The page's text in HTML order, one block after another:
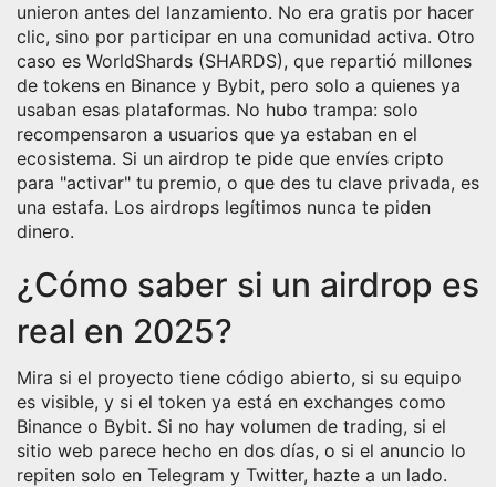
unieron antes del lanzamiento. No era gratis por hacer
clic, sino por participar en una comunidad activa. Otro
caso es WorldShards (SHARDS), que repartió millones
de tokens en Binance y Bybit, pero solo a quienes ya
usaban esas plataformas. No hubo trampa: solo
recompensaron a usuarios que ya estaban en el
ecosistema. Si un airdrop te pide que envíes cripto
para "activar" tu premio, o que des tu clave privada, es
una estafa. Los airdrops legítimos nunca te piden
dinero.
¿Cómo saber si un airdrop es
real en 2025?
Mira si el proyecto tiene código abierto, si su equipo
es visible, y si el token ya está en exchanges como
Binance o Bybit. Si no hay volumen de trading, si el
sitio web parece hecho en dos días, o si el anuncio lo
repiten solo en Telegram y Twitter, hazte a un lado.